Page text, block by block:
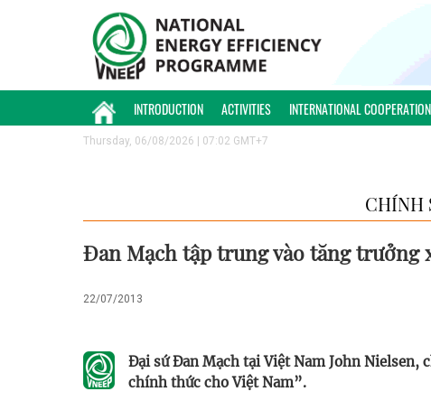
INTRODUCTION ACTIVITIES INTERNATIONAL COOPERATION
Thursday, 06/08/2026 | 07:02 GMT+7
CHÍNH
Đan Mạch tập trung vào tăng trưởng
22/07/2013
Đại sứ Đan Mạch tại Việt Nam John
chính thức cho Việt Nam”.